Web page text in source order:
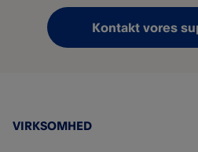
Kontakt vores
VIRKSOMHED